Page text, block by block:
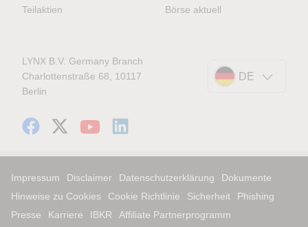
Teilaktien Börse aktuell
LYNX B.V. Germany Branch
Charlottenstraße 68, 10117
Berlin
DE
Impressum Disclaimer Datenschutzerklärung
Dokumente
Hinweise zu Cookies
Cookie Richtlinie Sicherheit
Phishing
Presse
Karriere IBKR
Affiliate Partnerprogramm